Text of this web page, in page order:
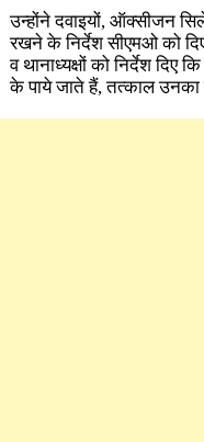
उन्होंने दवाइयों, ऑक्सीजन
रखने के निर्देश सीएमओ को
व थानाध्यक्षों को निर्देश दिए
के पाये जाते हैं, तत्काल उनका